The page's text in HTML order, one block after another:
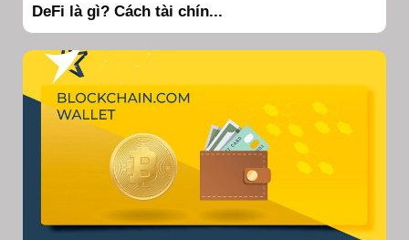
DeFi là gì? Cách tài chín...